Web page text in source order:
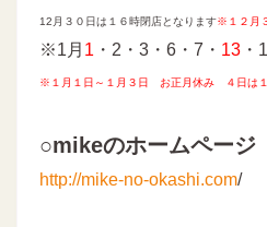
12月３０日は１６時閉店となります※ １２月
※1月 1 ・2・3・6・7・ 13
※ １月１日～１月３日 お正月休み ４日は１
○mikeのホームページ
http://mike-no-okashi.com/